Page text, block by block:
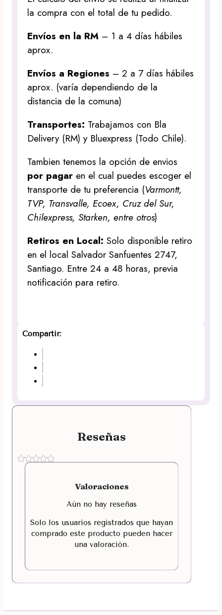
la compra con el total de tu pedido.
Envíos en la RM – 1 a 4 días hábiles
aprox.
Envíos a Regiones – 2 a 7 días hábiles
aprox. (varía dependiendo de la
distancia de la comuna)
Transportes: Trabajamos con Bla
Delivery (RM) y Bluexpress (Todo Chile).
Tambien tenemos la opción de envios
por pagar en el cual puedes escoger el
transporte de tu preferencia (Varmontt,
TVP, Transvalle, Ecoex, Cruz del Sur,
Chilexpress, Starken, entre otros)
Retiros en Local:Solo disponible retiro
en el local Salvador Sanfuentes 2747,
Santiago. Entre 24 a 48 horas, previa
notificación para retiro.
Compartir:
Reseñas
Valoraciones
Aún no hay reseñas
Solo los usuarios registrados que hayan
comprado este producto pueden hacer
una valoración.